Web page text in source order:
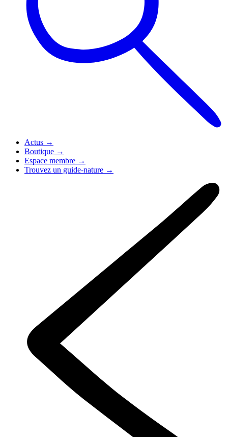
Actus →
Boutique →
Espace membre →
Trouvez un guide-nature →